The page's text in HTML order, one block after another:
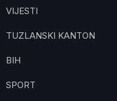
VIJESTI
TUZLANSKI KANTON
BIH
SPORT